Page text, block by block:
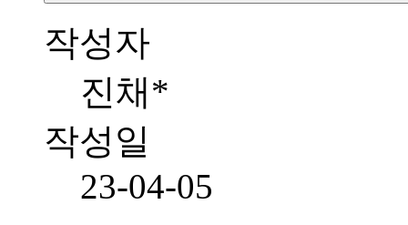
작성자
진채*
작성일
23-04-05